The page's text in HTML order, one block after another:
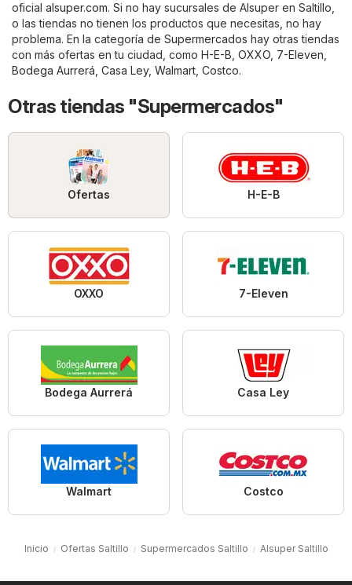
oficial alsuper.com. Si no hay sucursales de Alsuper en Saltillo,
o las tiendas no tienen los productos que necesitas, no hay
problema. En la categoría de Supermercados hay otras tiendas
con más ofertas en tu ciudad, como H-E-B, OXXO, 7-Eleven,
Bodega Aurrerá, Casa Ley, Walmart, Costco.
Otras tiendas "Supermercados"
Ofertas H-E-B
OXXO 7-Eleven
Bodega Aurrerá Casa Ley
Walmart Costco
Inicio Ofertas Saltillo Supermercados Saltillo Alsuper Saltillo